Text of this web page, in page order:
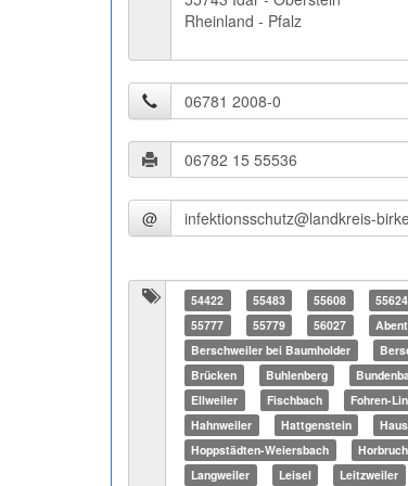
Rheinland - Pfalz
@
54422 55483 55608 55624
55777
55779 56027
Berschweiler bei Baumholder
Brücken
Buhlenberg
Ellweiler
Fischbach Fohren-
Hahnweiler
Hattgenstein
Hoppstädten-Weiersbach
Horbruch
Langweiler
Leisel Leitzweiler